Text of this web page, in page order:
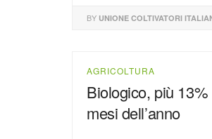
BY UNIONE COLTIVATORI
AGRICOLTURA
Biologico, più
mesi dell’anno